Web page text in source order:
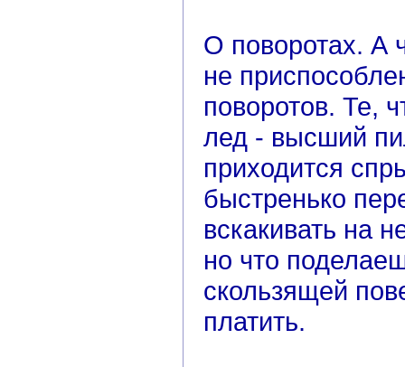
О поворотах. А
не
поворотов. Те,
лед - высший
приходится
быстренько
вскакивать на
но что
скользящей
платить.